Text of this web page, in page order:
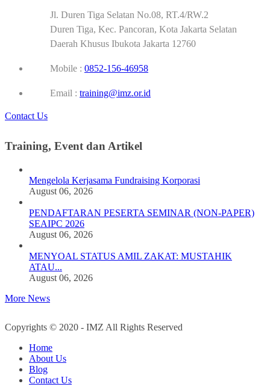
Jl. Duren Tiga Selatan No.08, RT.4/RW.2
Duren Tiga, Kec. Pancoran, Kota Jakarta Selatan
Daerah Khusus Ibukota Jakarta 12760
Mobile : 0852-156-46958
Email : training@imz.or.id
Contact Us
Training, Event dan Artikel
Mengelola Kerjasama Fundraising Korporasi
August 06, 2026
PENDAFTARAN PESERTA SEMINAR (NON-PAPER)
SEAIPC 2026
August 06, 2026
MENYOAL STATUS AMIL ZAKAT: MUSTAHIK
ATAU...
August 06, 2026
More News
Copyrights © 2020 - IMZ All Rights Reserved
Home
About Us
Blog
Contact Us